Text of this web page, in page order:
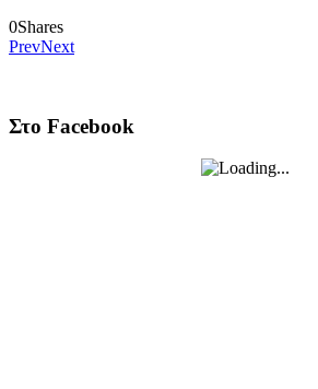
0Shares
PrevNext
Στο Facebook